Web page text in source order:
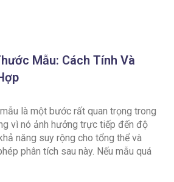
Mẫu: Cách Tính Và
là một bước rất quan trọng trong
vì nó ảnh hưởng trực tiếp đến độ
năng suy rộng cho tổng thể và
phân tích sau này. Nếu mẫu quá